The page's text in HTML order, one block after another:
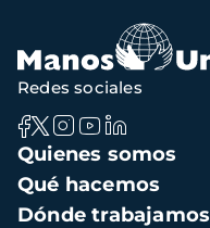
Navegación
principal
Quienes somos
Qué hacemos
Dónde trabajamos
Redes sociales